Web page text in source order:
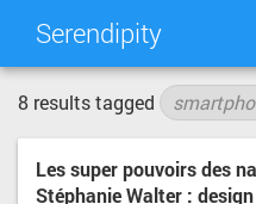
Serendipity
NUAGE DE TAGS
QUOTIDIEN
8 results tagged
Les super pouvoirs des
Stéphanie Walter :